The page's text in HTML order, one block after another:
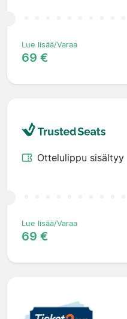
Lue lisää/Varaa
69 €
Ottelulippu sisältyy
Lue lisää/Varaa
69 €